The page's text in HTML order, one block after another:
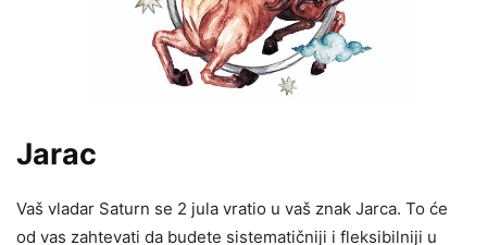
Jarac
Vaš vladar Saturn se 2 jula vratio u vaš znak Jarca. To će
od vas zahtevati da budete sistematičniji i fleksibilniji u